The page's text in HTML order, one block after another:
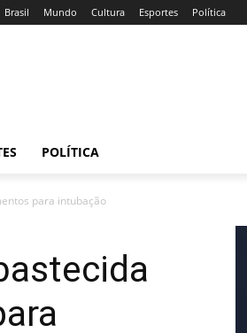
Brasil Mundo Cultura Esportes Política
POLÍTICA
para intubação